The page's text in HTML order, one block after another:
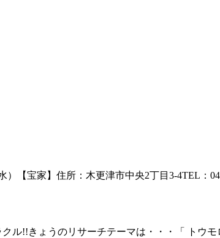
）【宝家】住所：木更津市中央2丁目3-4TEL：
ル!!きょうのリサーチテーマは・・・「 トウ